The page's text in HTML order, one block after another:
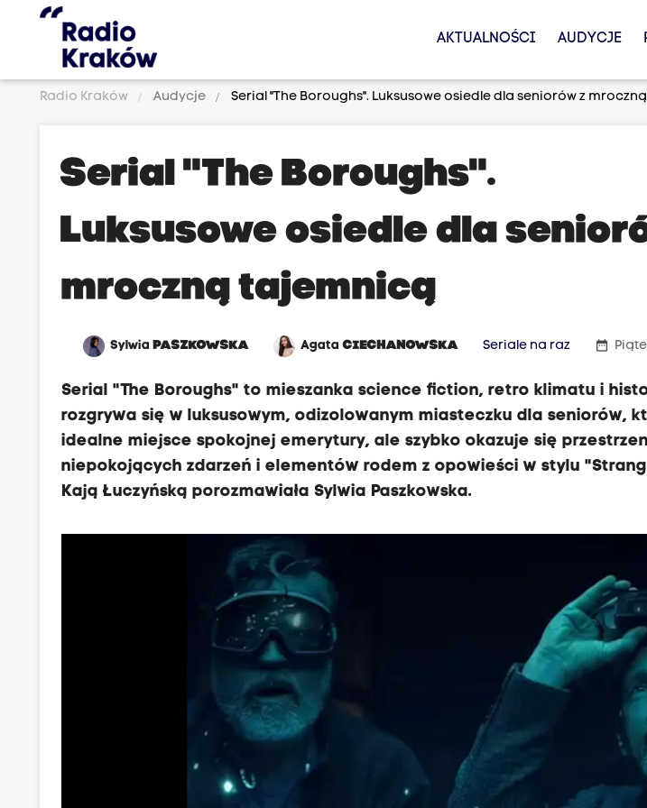
AKTUALNOŚCI AUDYCJE
Radio Kraków Audycje Serial "The Boroughs". Luksusowe osiedle dla seniorów z
Serial "The Boroughs".
Luksusowe osiedle dla
mroczną tajemnicą
SylwiaPASZKOWSKA AgataCIECHANOWSKA Seriale na raz date_range
Serial "The Boroughs" to mieszanka science fiction, retro klimatu i
rozgrywa się w luksusowym, odizolowanym miasteczku dla seniorów,
idealne miejsce spokojnej emerytury, ale szybko okazuje się
niepokojących zdarzeń i elementów rodem z opowieści w stylu
Kają Łuczyńską porozmawiała Sylwia Paszkowska.